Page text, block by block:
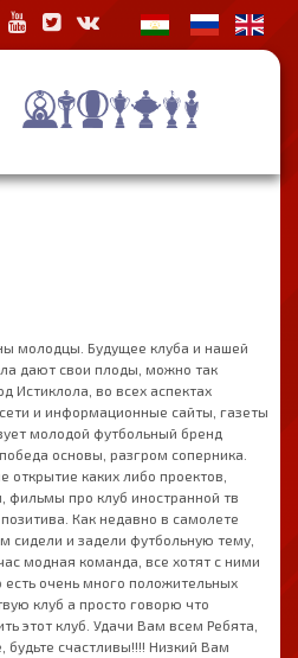
молодцы. Будущее клуба и нашей
дают свои плоды, можно так
Истиклола, во всех аспектах
и информационные сайты, газеты
молодой футбольный бренд
основы, разгром соперника.
открытие каких либо проектов,
фильмы про клуб иностранной тв
Как недавно в самолете
сидели и задели футбольную тему,
модная команда, все хотят с ними
есть очень много положительных
клуб а просто говорю что
этот клуб. Удачи Вам всем Ребята,
будьте счастливы!!!! Низкий Вам